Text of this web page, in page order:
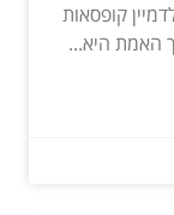
קופסאות
האמת היא...